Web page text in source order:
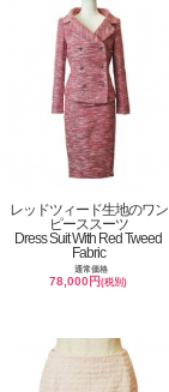
レッドツィード生地のワン
ピーススーツ
Dress Suit With Red Tweed
Fabric
通常価格
78,000円(税別)